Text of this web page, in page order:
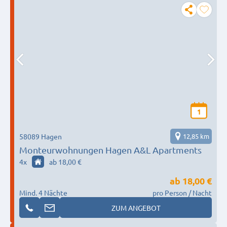
1
Monteurwohnungen Hagen A&L Apartments
58089 Hagen 12,85 km
4x ab 18,00 €
Mind. 4 Nächte
ab 18,00 €
pro Person / Nacht
ZUM ANGEBOT